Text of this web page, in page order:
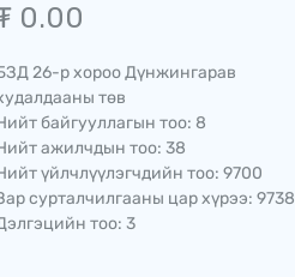
0.00
26-р хороо Дүнжингарав
төв
байгууллагын тоо: 8
ажилчдын тоо: 38
үйлчлүүлэгчдийн тоо: 9700
сурталчилгааны цар хүрээ: 9738
тоо: 3